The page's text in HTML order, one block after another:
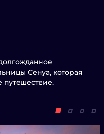
Сенуа, которая
путешествие.